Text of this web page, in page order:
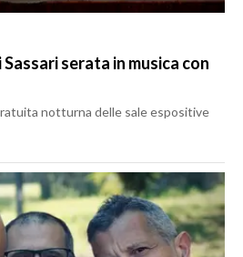
Sassari serata in musica con
notturna delle sale espositive